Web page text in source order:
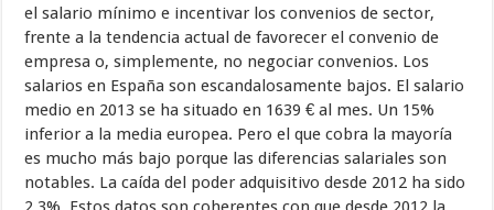
el salario mínimo e incentivar los convenios de sector,
frente a la tendencia actual de favorecer el convenio de
empresa o, simplemente, no negociar convenios. Los
salarios en España son escandalosamente bajos. El salario
medio en 2013 se ha situado en 1639 € al mes. Un 15%
inferior a la media europea. Pero el que cobra la mayoría
es mucho más bajo porque las diferencias salariales son
notables. La caída del poder adquisitivo desde 2012 ha sido